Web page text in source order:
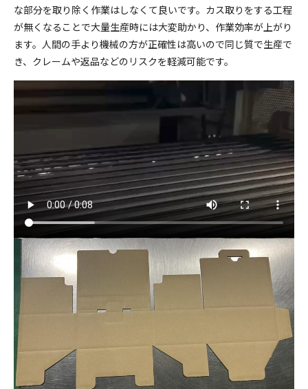
な部分を取り除く作業はしなくて良いです。カス取りをする工程
が無くなることで大量生産時には大変助かり、作業効率が上がり
ます。人間の手より機械の方が正確性は高いので同じ質で生産で
き、クレームや返品などのリスクを軽減可能です。